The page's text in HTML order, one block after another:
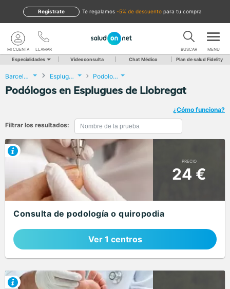
te regalamos -5% de descuento para tu compra
Regístrate
LLAMAR
MI CUENTA BUSCAR MENU
Especialidades Videoconsulta Chat Médico Plan de salud Fidelity
Barcelona Esplugues de Llobregat Podología
Podólogos en Esplugues de Llobregat
¿Cómo funciona?
Filtrar los resultados:
PRECIO
24 €
Consulta de podología o quiropodia
Ver 1 centros